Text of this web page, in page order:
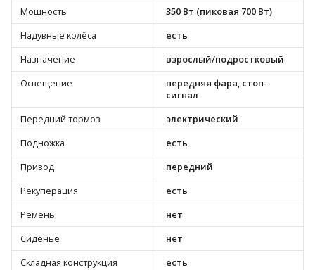
Мощность
350 Вт (пиковая 700 Вт)
Надувные колёса
есть
Назначение
взрослый/подростковый
Освещение
передняя фара, стоп-
сигнал
Передний тормоз
электрический
Подножка
есть
Привод
передний
Рекуперация
есть
Ремень
нет
Сиденье
нет
Складная конструкция
есть